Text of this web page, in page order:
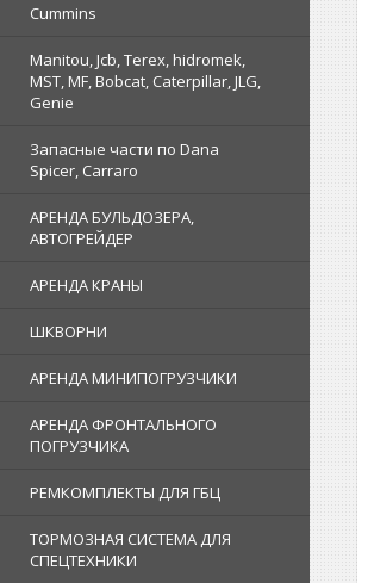
Cummins
Manitou, Jcb, Terex, hidromek,
MST, MF, Bobcat, Caterpillar, JLG,
Genie
Запасные части по Dana
Spicer, Carraro
АРЕНДА БУЛЬДОЗЕРА,
АВТОГРЕЙДЕР
АРЕНДА КРАНЫ
ШКВОРНИ
АРЕНДА МИНИПОГРУЗЧИКИ
АРЕНДА ФРОНТАЛЬНОГО
ПОГРУЗЧИКА
РЕМКОМПЛЕКТЫ ДЛЯ ГБЦ
ТОРМОЗНАЯ СИСТЕМА ДЛЯ
СПЕЦТЕХНИКИ